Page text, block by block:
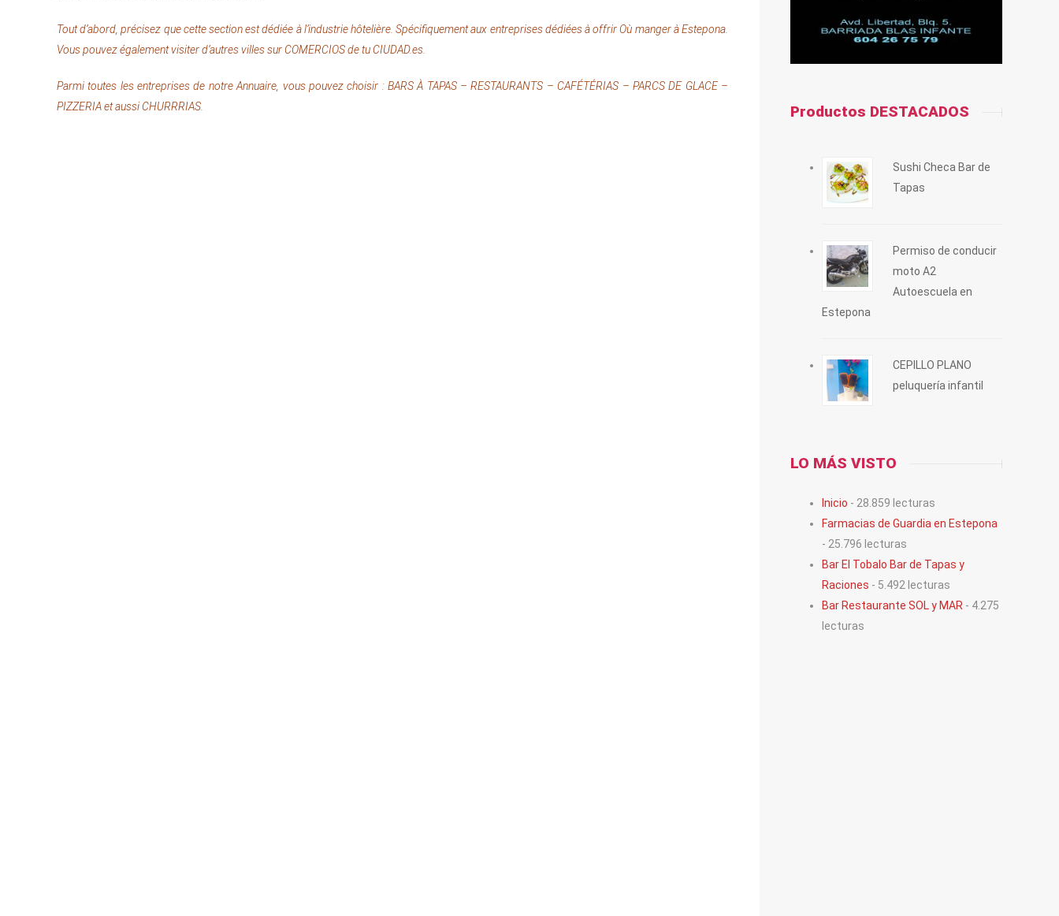
Tout d’abord, précisez que cette section est dédiée à l’industrie hôtelière. Spécifiquement aux entreprises dédiées à offrir Où manger à Estepona.
Vous pouvez également visiter d’autres villes sur COMERCIOS de tu CIUDAD.es.
Parmi toutes les entreprises de notre Annuaire, vous pouvez choisir : BARS À TAPAS – RESTAURANTS – CAFÉTÉRIAS – PARCS DE GLACE –
PIZZERIA et aussi CHURRRIAS.
Productos DESTACADOS
Sushi Checa Bar de
Tapas
Permiso de conducir
moto A2
Autoescuela en
Estepona
CEPILLO PLANO
peluquería infantil
LO MÁS VISTO
Inicio - 28.859 lecturas
Farmacias de Guardia en Estepona
- 25.796 lecturas
Bar El Tobalo Bar de Tapas y
Raciones - 5.492 lecturas
Bar Restaurante SOL y MAR - 4.275
lecturas